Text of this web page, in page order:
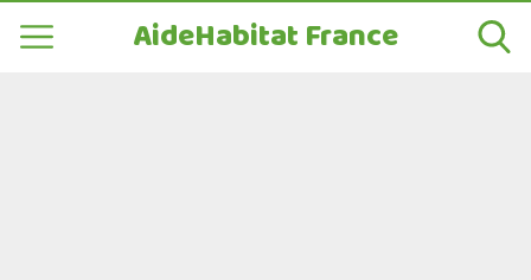
AideHabitat France